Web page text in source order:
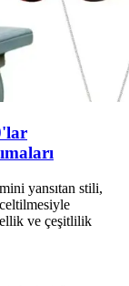
yansıtan stili,
ve çeşitlilik